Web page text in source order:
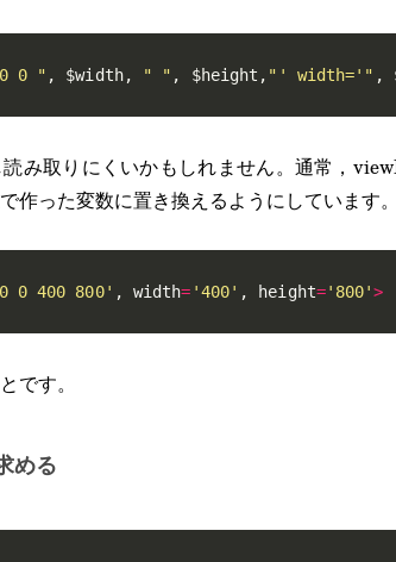
0 " , $width, " " , $height , "' width='" ,
み取りにくいかもしれません。通常，
作った変数に置き換えるようにしています
0 400 800' , width= '400' , height='800'>
です。
める